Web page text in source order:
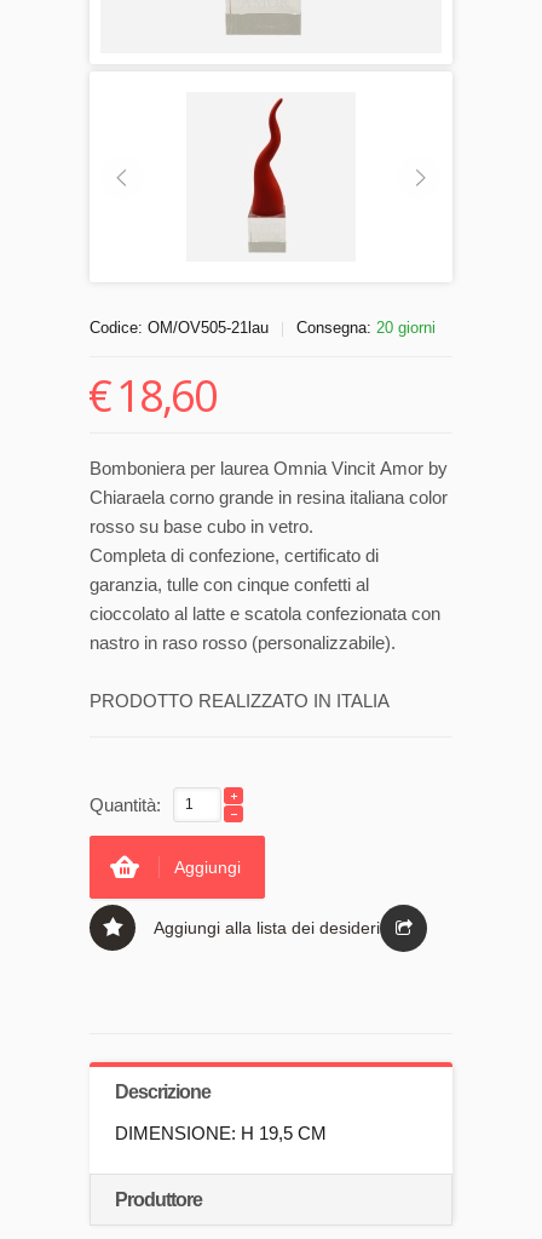
Codice: OM/OV505-21lau Consegna: 20 giorni
€18,60
Bomboniera per laurea Omnia Vincit Amor by
Chiaraela corno grande in resina italiana color
rosso su base cubo in vetro.
Completa di confezione, certificato di
garanzia, tulle con cinque confetti al
cioccolato al latte e scatola confezionata con
nastro in raso rosso (personalizzabile).
PRODOTTO REALIZZATO IN ITALIA
Quantità:
Aggiungi
Aggiungi alla lista dei desideri
Descrizione
DIMENSIONE: H 19,5 CM
Produttore